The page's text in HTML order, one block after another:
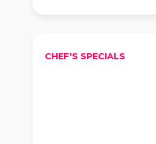
CHEF'S SPECIALS